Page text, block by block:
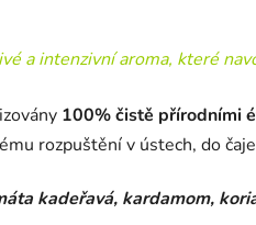
a intenzivní aroma, které
100% čistě přírodními
rozpuštění v ústech, do
kadeřavá, kardamom,